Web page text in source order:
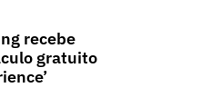
recebe
gratuito